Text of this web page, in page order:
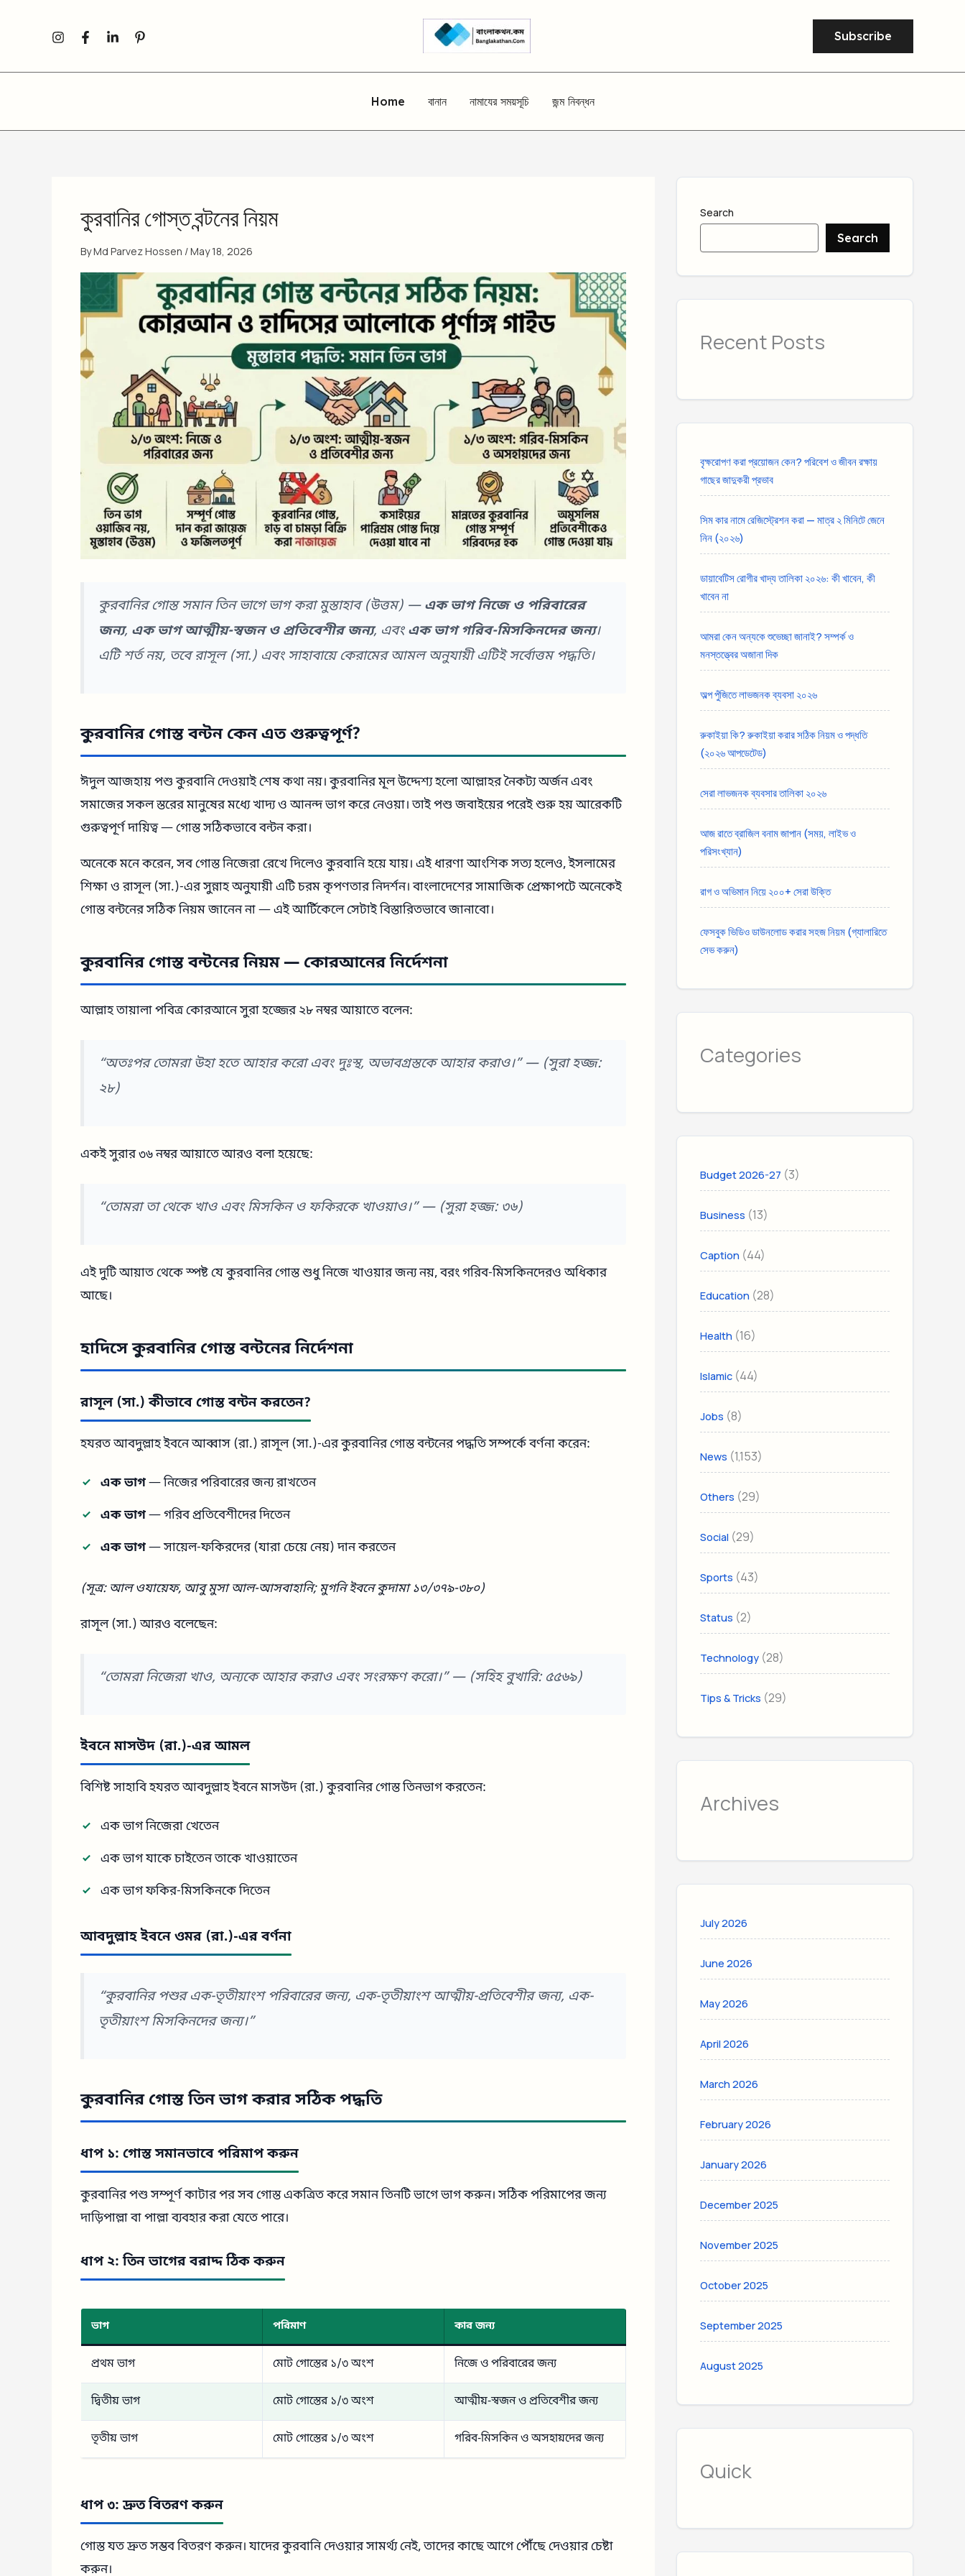
Subscribe
Home বানান নামাযের সময়সূচি জন্ম নিবন্ধন
কুরবানির গোস্ত বন্টনের নিয়ম
ByMd Parvez Hossen /May 18, 2026
কুরবানির গোস্ত সমান তিন ভাগে ভাগ করা মুস্তাহাব (উত্তম) — এক ভাগ নিজে ও পরিবারের
জন্য, এক ভাগ আত্মীয়-স্বজন ও প্রতিবেশীর জন্য, এবং এক ভাগ গরিব-মিসকিনদের জন্য।
এটি শর্ত নয়, তবে রাসূল (সা.) এবং সাহাবায়ে কেরামের আমল অনুযায়ী এটিই সর্বোত্তম পদ্ধতি।
কুরবানির গোস্ত বন্টন কেন এত গুরুত্বপূর্ণ?
ঈদুল আজহায় পশু কুরবানি দেওয়াই শেষ কথা নয়। কুরবানির মূল উদ্দেশ্য হলো আল্লাহর নৈকট্য অর্জন এবং
সমাজের সকল স্তরের মানুষের মধ্যে খাদ্য ও আনন্দ ভাগ করে নেওয়া। তাই পশু জবাইয়ের পরেই শুরু হয় আরেকটি
গুরুত্বপূর্ণ দায়িত্ব — গোস্ত সঠিকভাবে বন্টন করা।
অনেকে মনে করেন, সব গোস্ত নিজেরা রেখে দিলেও কুরবানি হয়ে যায়। এই ধারণা আংশিক সত্য হলেও, ইসলামের
শিক্ষা ও রাসূল (সা.)-এর সুন্নাহ অনুযায়ী এটি চরম কৃপণতার নিদর্শন। বাংলাদেশের সামাজিক প্রেক্ষাপটে অনেকেই
গোস্ত বন্টনের সঠিক নিয়ম জানেন না — এই আর্টিকেলে সেটাই বিস্তারিতভাবে জানাবো।
কুরবানির গোস্ত বন্টনের নিয়ম — কোরআনের নির্দেশনা
আল্লাহ তায়ালা পবিত্র কোরআনে সুরা হজ্জের ২৮ নম্বর আয়াতে বলেন:
“অতঃপর তোমরা উহা হতে আহার করো এবং দুঃস্থ, অভাবগ্রস্তকে আহার করাও।”— (সুরা হজ্জ:
২৮)
একই সুরার ৩৬ নম্বর আয়াতে আরও বলা হয়েছে:
“তোমরা তা থেকে খাও এবং মিসকিন ও ফকিরকে খাওয়াও।”— (সুরা হজ্জ: ৩৬)
এই দুটি আয়াত থেকে স্পষ্ট যে কুরবানির গোস্ত শুধু নিজে খাওয়ার জন্য নয়, বরং গরিব-মিসকিনদেরও অধিকার
আছে।
হাদিসে কুরবানির গোস্ত বন্টনের নির্দেশনা
রাসূল (সা.) কীভাবে গোস্ত বন্টন করতেন?
হযরত আবদুল্লাহ ইবনে আব্বাস (রা.) রাসূল (সা.)-এর কুরবানির গোস্ত বন্টনের পদ্ধতি সম্পর্কে বর্ণনা করেন:
এক ভাগ— নিজের পরিবারের জন্য রাখতেন
এক ভাগ— গরিব প্রতিবেশীদের দিতেন
এক ভাগ— সায়েল-ফকিরদের (যারা চেয়ে নেয়) দান করতেন
(সূত্র: আল ওযায়েফ, আবু মুসা আল-আসবাহানি; মুগনি ইবনে কুদামা ১৩/৩৭৯-৩৮০)
রাসূল (সা.) আরও বলেছেন:
“তোমরা নিজেরা খাও, অন্যকে আহার করাও এবং সংরক্ষণ করো।”— (সহিহ বুখারি: ৫৫৬৯)
ইবনে মাসউদ (রা.)-এর আমল
বিশিষ্ট সাহাবি হযরত আবদুল্লাহ ইবনে মাসউদ (রা.) কুরবানির গোস্ত তিনভাগ করতেন:
এক ভাগ নিজেরা খেতেন
এক ভাগ যাকে চাইতেন তাকে খাওয়াতেন
এক ভাগ ফকির-মিসকিনকে দিতেন
আবদুল্লাহ ইবনে ওমর (রা.)-এর বর্ণনা
“কুরবানির পশুর এক-তৃতীয়াংশ পরিবারের জন্য, এক-তৃতীয়াংশ আত্মীয়-প্রতিবেশীর জন্য, এক-
তৃতীয়াংশ মিসকিনদের জন্য।”
কুরবানির গোস্ত তিন ভাগ করার সঠিক পদ্ধতি
ধাপ ১: গোস্ত সমানভাবে পরিমাপ করুন
কুরবানির পশু সম্পূর্ণ কাটার পর সব গোস্ত একত্রিত করে সমান তিনটি ভাগে ভাগ করুন। সঠিক পরিমাপের জন্য
দাড়িপাল্লা বা পাল্লা ব্যবহার করা যেতে পারে।
ধাপ ২: তিন ভাগের বরাদ্দ ঠিক করুন
ভাগ পরিমাণ কার জন্য
প্রথম ভাগ মোট গোস্তের ১/৩ অংশ নিজে ও পরিবারের জন্য
দ্বিতীয় ভাগ মোট গোস্তের ১/৩ অংশ আত্মীয়-স্বজন ও প্রতিবেশীর জন্য
তৃতীয় ভাগ মোট গোস্তের ১/৩ অংশ গরিব-মিসকিন ও অসহায়দের জন্য
ধাপ ৩: দ্রুত বিতরণ করুন
গোস্ত যত দ্রুত সম্ভব বিতরণ করুন। যাদের কুরবানি দেওয়ার সামর্থ্য নেই, তাদের কাছে আগে পৌঁছে দেওয়ার চেষ্টা
করুন।
Search
Search
Recent Posts
বৃক্ষরোপণ করা প্রয়োজন কেন? পরিবেশ ও জীবন রক্ষায়
গাছের জাদুকরী প্রভাব
সিম কার নামে রেজিস্ট্রেশন করা — মাত্র ২ মিনিটে জেনে
নিন (২০২৬)
ডায়াবেটিস রোগীর খাদ্য তালিকা ২০২৬: কী খাবেন, কী
খাবেন না
আমরা কেন অন্যকে শুভেচ্ছা জানাই? সম্পর্ক ও
মনস্তত্ত্বের অজানা দিক
অল্প পুঁজিতে লাভজনক ব্যবসা ২০২৬
রুকাইয়া কি? রুকাইয়া করার সঠিক নিয়ম ও পদ্ধতি
(২০২৬ আপডেটেড)
সেরা লাভজনক ব্যবসার তালিকা ২০২৬
আজ রাতে ব্রাজিল বনাম জাপান (সময়, লাইভ ও
পরিসংখ্যান)
রাগ ও অভিমান নিয়ে ২০০+ সেরা উক্তি
ফেসবুক ভিডিও ডাউনলোড করার সহজ নিয়ম (গ্যালারিতে
সেভ করুন)
Categories
Budget 2026-27 (3)
Business (13)
Caption (44)
Education (28)
Health (16)
Islamic (44)
Jobs (8)
News (1,153)
Others (29)
Social (29)
Sports (43)
Status (2)
Technology (28)
Tips & Tricks (29)
Archives
July 2026
June 2026
May 2026
April 2026
March 2026
February 2026
January 2026
December 2025
November 2025
October 2025
September 2025
August 2025
Quick